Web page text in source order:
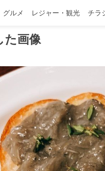
グルメ レジャー・観光 チラ
た画像